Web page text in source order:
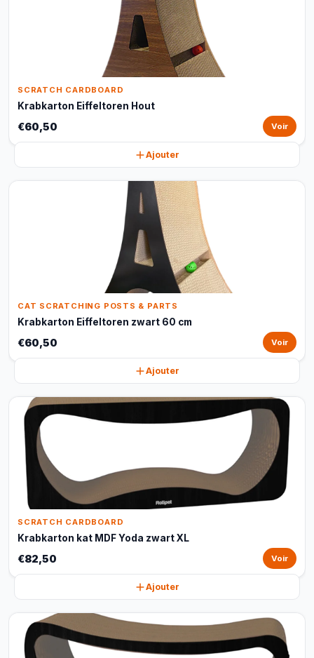
SCRATCH CARDBOARD
Krabkarton Eiffeltoren Hout
€60,50 Voir
Ajouter
CAT SCRATCHING POSTS & PARTS
Krabkarton Eiffeltoren zwart 60 cm
€60,50 Voir
Ajouter
SCRATCH CARDBOARD
Krabkarton kat MDF Yoda zwart XL
€82,50 Voir
Ajouter